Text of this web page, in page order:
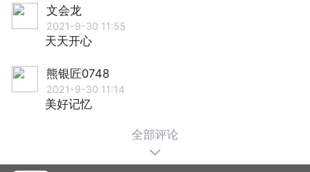
文会龙
2021-9-30 11:55
天天开心
熊银匠0748
2021-9-30 11:14
美好记忆
全部评论